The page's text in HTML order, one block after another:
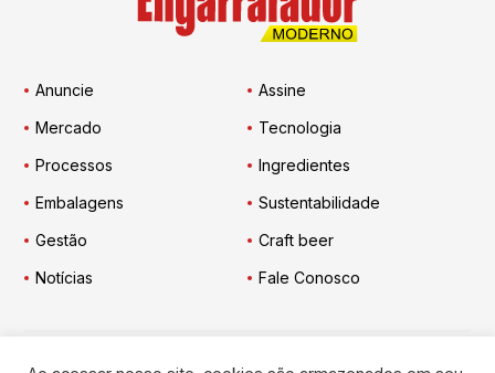
Anuncie
Assine
Mercado
Tecnologia
Processos
Ingredientes
Embalagens
Sustentabilidade
Gestão
Craft beer
Notícias
Fale Conosco